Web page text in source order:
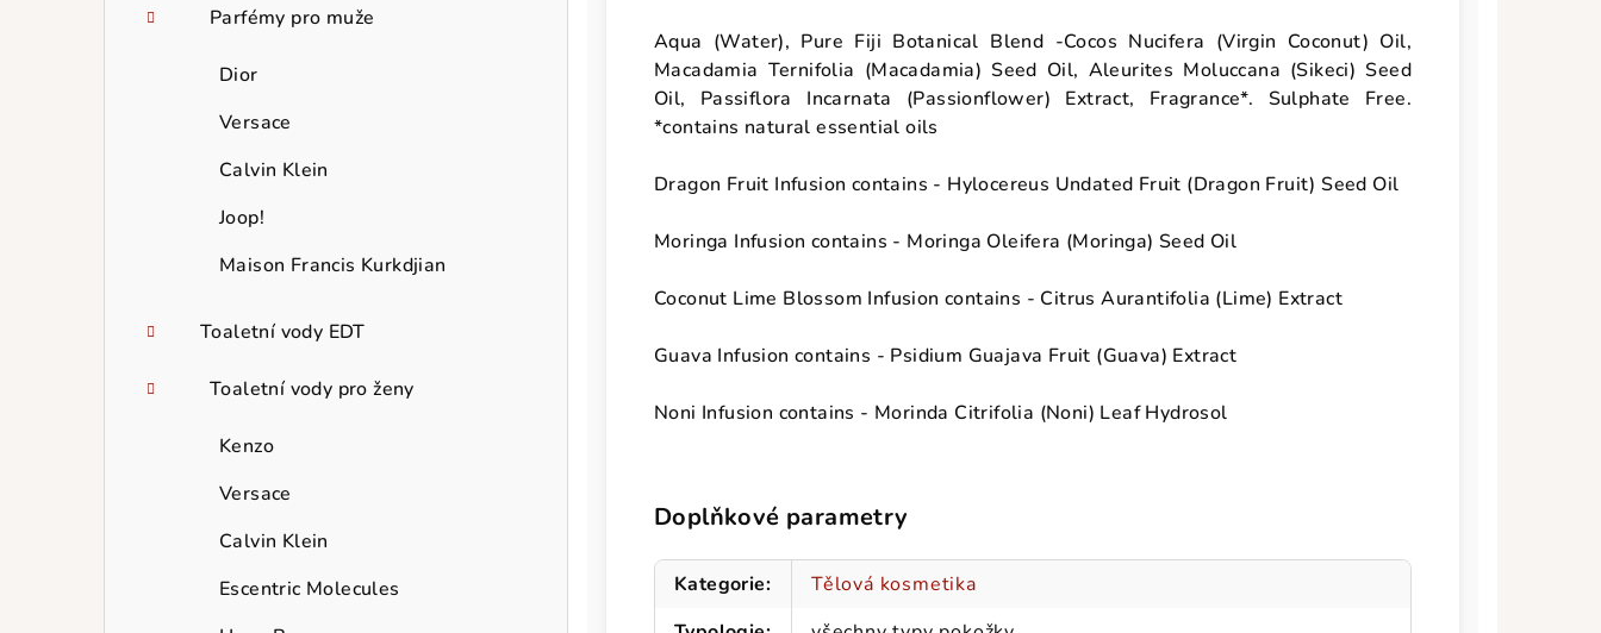
Parfémy pro muže
Dior
Versace
Calvin Klein
Joop!
Maison Francis Kurkdjian
Toaletní vody EDT
Toaletní vody pro ženy
Kenzo
Versace
Calvin Klein
Escentric Molecules
Aqua (Water), Pure Fiji Botanical Blend -Cocos Nucifera (Virgin Coconut) Oil,
Macadamia Ternifolia (Macadamia) Seed Oil, Aleurites Moluccana (Sikeci) Seed
Oil, Passiflora Incarnata (Passionflower) Extract, Fragrance*. Sulphate Free.
*contains natural essential oils
Dragon Fruit Infusion contains - Hylocereus Undated Fruit (Dragon Fruit) Seed Oil
Moringa Infusion contains - Moringa Oleifera (Moringa) Seed Oil
Coconut Lime Blossom Infusion contains - Citrus Aurantifolia (Lime) Extract
Guava Infusion contains - Psidium Guajava Fruit (Guava) Extract
Noni Infusion contains - Morinda Citrifolia (Noni) Leaf Hydrosol
Doplňkové parametry
Kategorie:
Tělová kosmetika